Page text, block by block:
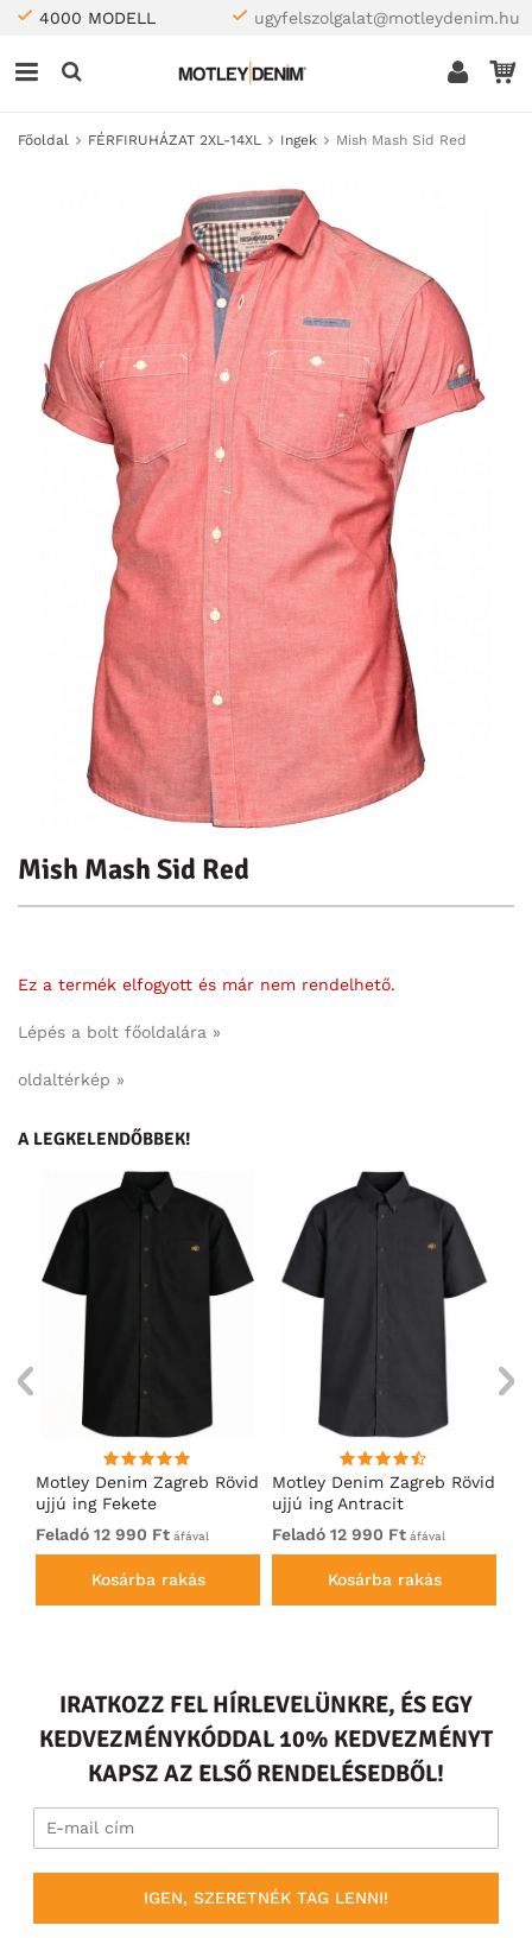
4000 MODELL ugyfelszolgalat@motleydenim.hu
Főoldal FÉRFIRUHÁZAT 2XL-14XL Ingek Mish Mash Sid Red
Mish Mash Sid Red
Ez a termék elfogyott és már nem rendelhető.
Lépés a bolt főoldalára »
oldaltérkép »
A LEGKELENDŐBBEK!
Motley Denim Zagreb Rövid
ujjú ing Fekete
Feladó 12 990 Ft áfával
Kosárba rakás
Motley Denim Zagreb Rövid
ujjú ing Antracit
Feladó 12 990 Ft áfával
Kosárba rakás
IRATKOZZ FEL HÍRLEVELÜNKRE, ÉS EGY
KEDVEZMÉNYKÓDDAL 10% KEDVEZMÉNYT
KAPSZ AZ ELSŐ RENDELÉSEDBŐL!
IGEN, SZERETNÉK TAG LENNI!